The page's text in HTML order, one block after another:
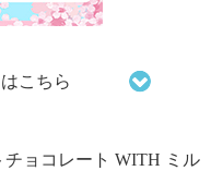
こちら
ョコレート WITH ミル